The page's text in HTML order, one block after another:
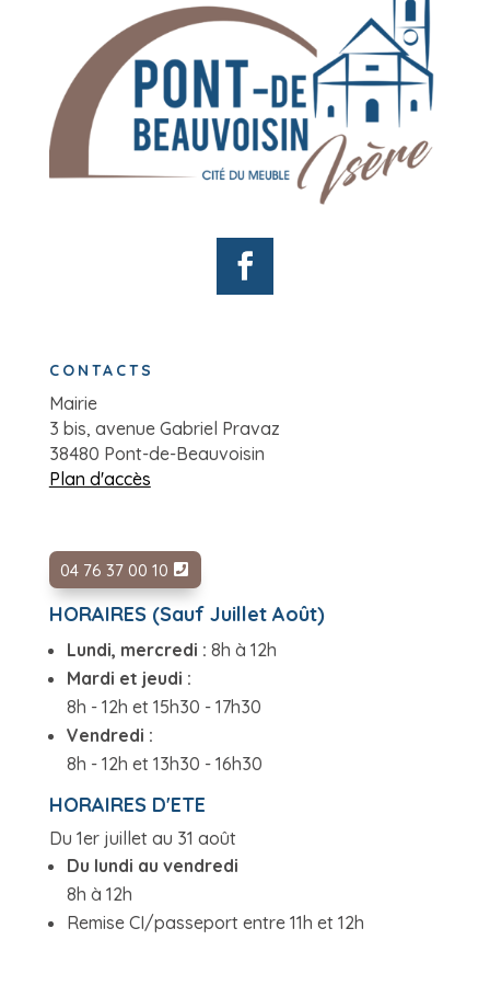
CONTACTS
Mairie
3 bis, avenue Gabriel Pravaz
38480 Pont-de-Beauvoisin
Plan d'accès
04 76 37 00 10
HORAIRES (Sauf Juillet Août)
Lundi, mercredi : 8h à 12h
Mardi et jeudi :
8h - 12h et 15h30 - 17h30
Vendredi :
8h - 12h et 13h30 - 16h30
HORAIRES D'ETE
Du 1er juillet au 31 août
Du lundi au vendredi
8h à 12h
Remise CI/passeport entre 11h et 12h